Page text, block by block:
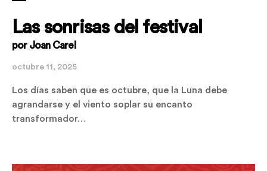
Las sonrisas del festival
por Joan Carel
octubre 11, 2025
Los días saben que es octubre, que la Luna debe
agrandarse y el viento soplar su encanto
transformador…